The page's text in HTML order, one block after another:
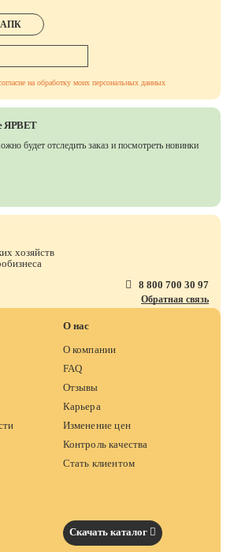
хозяйств
8 800 700 30 97
Обратная связь
О нас
О компании
FAQ
Отзывы
Карьера
Изменение цен
Контроль качества
Стать клиентом
Скачать каталог
АПК
на обработку моих персональных данных
ЯРВЕТ
будет отследить заказ и посмотреть новинки